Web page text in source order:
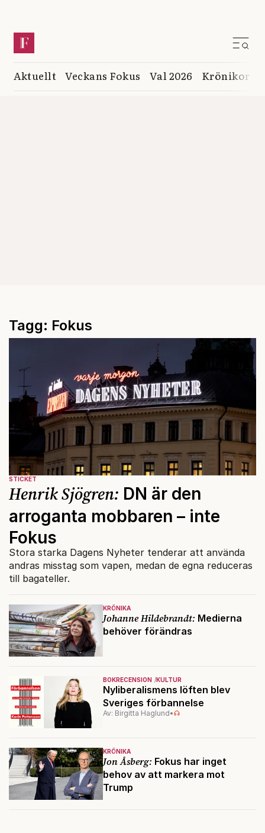
Aktuellt Veckans Fokus Val 2026 Krönikor
Tagg: Fokus
KRÖNIKA
Johanne Hildebrandt: Medierna
behöver förändras
BOKRECENSION KULTUR
Nyliberalismens löften blev
Sveriges förbannelse
Av: Birgitta Haglund•
KRÖNIKA
Jon Åsberg: Fokus har inget
behov av att markera mot
Trump
STICKET
Henrik Sjögren: DN är den
arroganta mobbaren – inte
Fokus
Stora starka Dagens Nyheter tenderar att använda
andras misstag som vapen, medan de egna reduceras
till bagateller.